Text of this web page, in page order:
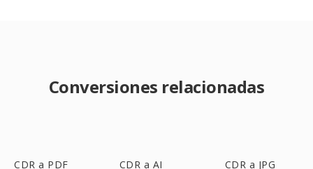
Conversiones relacionadas
CDR a PDF CDR a AI CDR a JPG